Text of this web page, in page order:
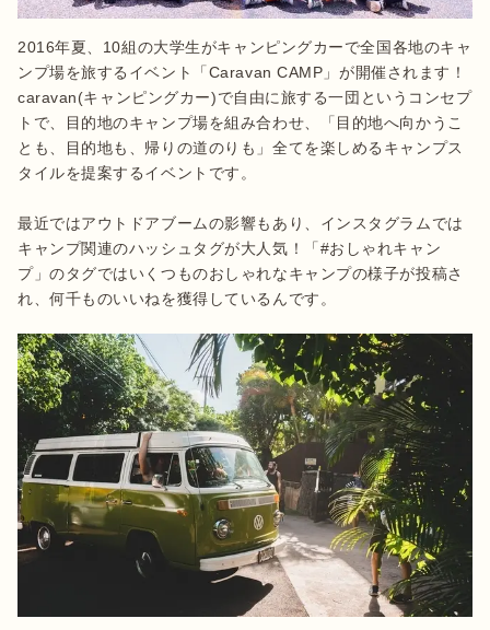
2016年夏、10組の大学生がキャンピングカーで全国各地のキャ
ンプ場を旅するイベント「Caravan CAMP」が開催されます！
caravan(キャンピングカー)で自由に旅する一団というコンセプ
トで、目的地のキャンプ場を組み合わせ、「目的地へ向かうこ
とも、目的地も、帰りの道のりも」全てを楽しめるキャンプス
タイルを提案するイベントです。
最近ではアウトドアブームの影響もあり、インスタグラムでは
キャンプ関連のハッシュタグが大人気！「#おしゃれキャン
プ」のタグではいくつものおしゃれなキャンプの様子が投稿さ
れ、何千ものいいねを獲得しているんです。